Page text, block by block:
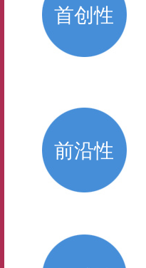
首创性
前沿性